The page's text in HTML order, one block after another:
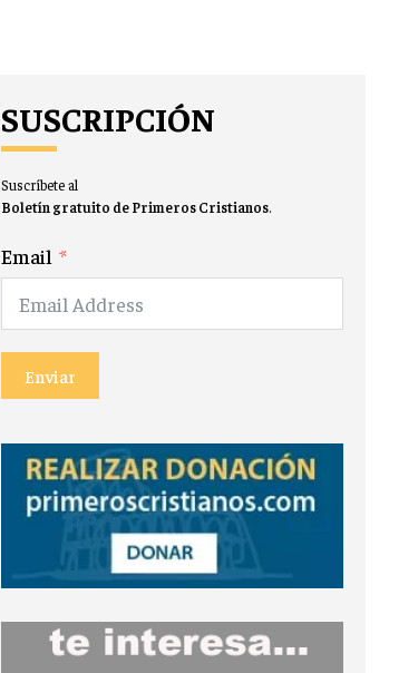
SUSCRIPCIÓN
Suscríbete al
Boletín gratuito de Primeros Cristianos.
Email
Enviar